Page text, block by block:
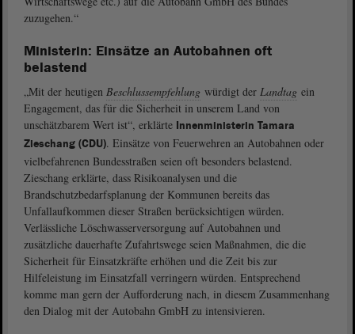
zuzugehen.“
Ministerin: Einsätze an Autobahnen oft
belastend
„Mit der heutigen Beschlussempfehlung würdigt der Landtag ein
Engagement, das für die Sicherheit in unserem Land von
unschätzbarem Wert ist“, erklärte Innenministerin Tamara
Zieschang (CDU). Einsätze von Feuerwehren an Autobahnen oder
vielbefahrenen Bundesstraßen seien oft besonders belastend.
Zieschang erklärte, dass Risikoanalysen und die
Brandschutzbedarfsplanung der Kommunen bereits das
Unfallaufkommen dieser Straßen berücksichtigen würden.
Verlässliche Löschwasserversorgung auf Autobahnen und
zusätzliche dauerhafte Zufahrtswege seien Maßnahmen, die die
Sicherheit für Einsatzkräfte erhöhen und die Zeit bis zur
Hilfeleistung im Einsatzfall verringern würden. Entsprechend
komme man gern der Aufforderung nach, in diesem Zusammenhang
den Dialog mit der Autobahn GmbH zu intensivieren.